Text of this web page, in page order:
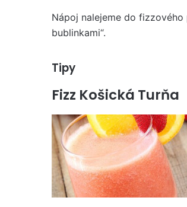
Nápoj nalejeme do
bublinkami“.
Tipy
Fizz Košická Turňa